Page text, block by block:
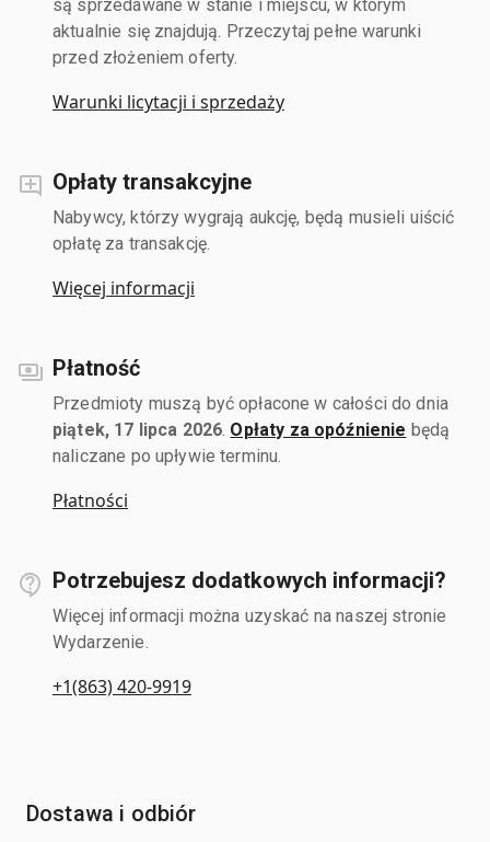
są sprzedawane w stanie i miejscu, w którym
aktualnie się znajdują. Przeczytaj pełne warunki
przed złożeniem oferty.
Warunki licytacji i sprzedaży
Opłaty transakcyjne
Nabywcy, którzy wygrają aukcję, będą musieli uiścić
opłatę za transakcję.
Więcej informacji
Płatność
Przedmioty muszą być opłacone w całości do dnia
piątek, 17 lipca 2026 Opłaty za opóźnienie będą
naliczane po upływie terminu.
Płatności
Potrzebujesz dodatkowych informacji?
Więcej informacji można uzyskać na naszej stronie
Wydarzenie.
+1(863) 420-9919
Dostawa i odbiór